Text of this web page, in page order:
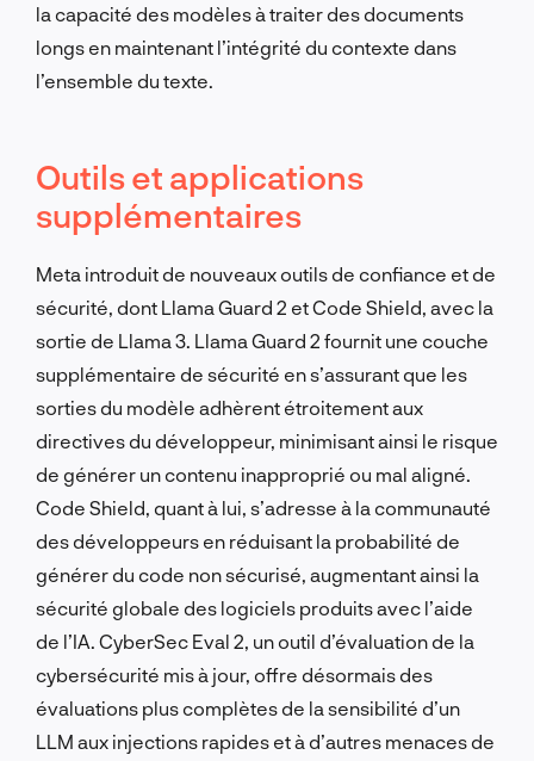
la capacité des modèles à traiter des documents
longs en maintenant l’intégrité du contexte dans
l’ensemble du texte.
Outils et applications
supplémentaires
Meta introduit de nouveaux outils de confiance et de
sécurité, dont Llama Guard 2 et Code Shield, avec la
sortie de Llama 3. Llama Guard 2 fournit une couche
supplémentaire de sécurité en s’assurant que les
sorties du modèle adhèrent étroitement aux
directives du développeur, minimisant ainsi le risque
de générer un contenu inapproprié ou mal aligné.
Code Shield, quant à lui, s’adresse à la communauté
des développeurs en réduisant la probabilité de
générer du code non sécurisé, augmentant ainsi la
sécurité globale des logiciels produits avec l’aide
de l’IA. CyberSec Eval 2, un outil d’évaluation de la
cybersécurité mis à jour, offre désormais des
évaluations plus complètes de la sensibilité d’un
LLM aux injections rapides et à d’autres menaces de